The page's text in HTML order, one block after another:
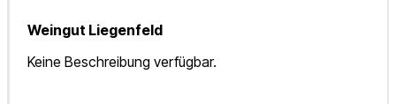
Weingut Liegenfeld
Keine Beschreibung verfügbar.